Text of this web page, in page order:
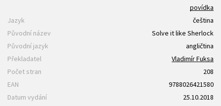
povídka
Jazyk
čeština
Původní název
Solve it like Sherlock
Původní jazyk
angličtina
Překladatel
Vladimír Fuksa
Počet stran
208
EAN
9788026421580
Datum vydání
25.10.2018